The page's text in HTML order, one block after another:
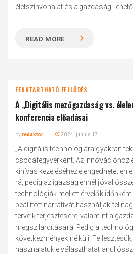
életszínvonalat és a gazdasági
READ MORE
FENNTARTHATÓ FEJLŐDÉS
A „Digitális mezőgazdaság vs.
konferencia előadásai
byredaktor 2024. június 17.
„A digitális technológiára gyakran
csodafegyverként. Az innovációhoz
kihívás kezeléséhez elengedhetetlen
rá, pedig az igazság ennél jóval
technológiák mellett érvelők
beállított narratívát használják fel
terveik terjesztésére, valamint a
megszilárdítására. Pedig a
következmények nélküli.
használatuk elválaszthatatlanul